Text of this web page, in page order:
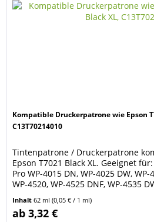
Kompatible Druckerpatrone wie Epson
C13T70214010
Tintenpatrone / Druckerpatrone
Epson T7021 Black XL. Geeignet
Pro WP-4015 DN, WP-4025 DW,
WP-4520, WP-4525 DNF, WP-4535
ml. Die Patrone hat einen neuen
Tintenfüllstand an. Ersetzt Original
Inhalt62 ml(0,05 € / 1 ml)
ab 3,32 €